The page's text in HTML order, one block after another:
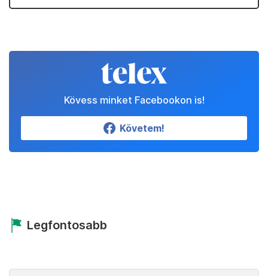
Kövess minket Facebookon is!
Követem!
Legfontosabb